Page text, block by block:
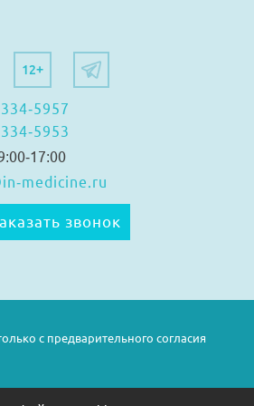
12+
5957
5953
17:00
medicine.ru
звонок
с предварительного согласия